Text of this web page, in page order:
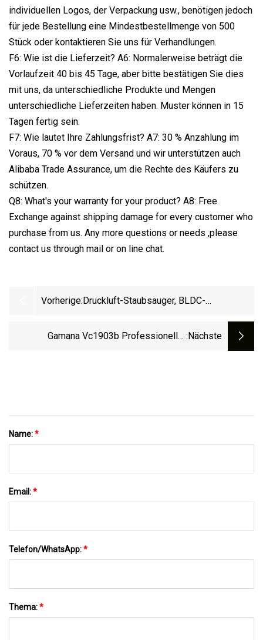
individuellen Logos, der Verpackung usw., benötigen jedoch
für jede Bestellung eine Mindestbestellmenge von 500
Stück oder kontaktieren Sie uns für Verhandlungen.
F6: Wie ist die Lieferzeit? A6: Normalerweise beträgt die
Vorlaufzeit 40 bis 45 Tage, aber bitte bestätigen Sie dies
mit uns, da unterschiedliche Produkte und Mengen
unterschiedliche Lieferzeiten haben. Muster können in 15
Tagen fertig sein.
F7: Wie lautet Ihre Zahlungsfrist? A7: 30 % Anzahlung im
Voraus, 70 % vor dem Versand und wir unterstützen auch
Alibaba Trade Assurance, um die Rechte des Käufers zu
schützen.
Q8: What's your warranty for your product? A8: Free
Exchange against shipping damage for every customer who
purchase from us. Any more questions or needs ,please
contact us through mail or on line chat.
Vorherige: Druckluft-Staubsauger, BLDC-
Mit Wiederaufladbarem Akku, Ultraleichter
Mini-Autostaubsauger, Für Auto, Zuhause,
Gamana Vc1903b Professioneller :nächste
Name:*
Email:*
Telefon/WhatsApp:*
Thema:*